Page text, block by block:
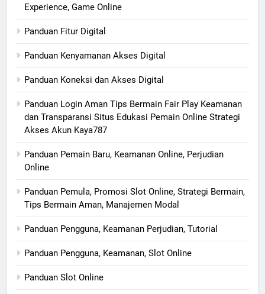
Experience, Game Online
Panduan Fitur Digital
Panduan Kenyamanan Akses Digital
Panduan Koneksi dan Akses Digital
Panduan Login Aman Tips Bermain Fair Play Keamanan
dan Transparansi Situs Edukasi Pemain Online Strategi
Akses Akun Kaya787
Panduan Pemain Baru, Keamanan Online, Perjudian
Online
Panduan Pemula, Promosi Slot Online, Strategi Bermain,
Tips Bermain Aman, Manajemen Modal
Panduan Pengguna, Keamanan Perjudian, Tutorial
Panduan Pengguna, Keamanan, Slot Online
Panduan Slot Online